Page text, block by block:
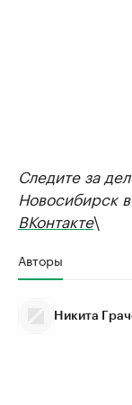
Следите за
Новосибирск в
ВКонтакте\
Авторы
Никита